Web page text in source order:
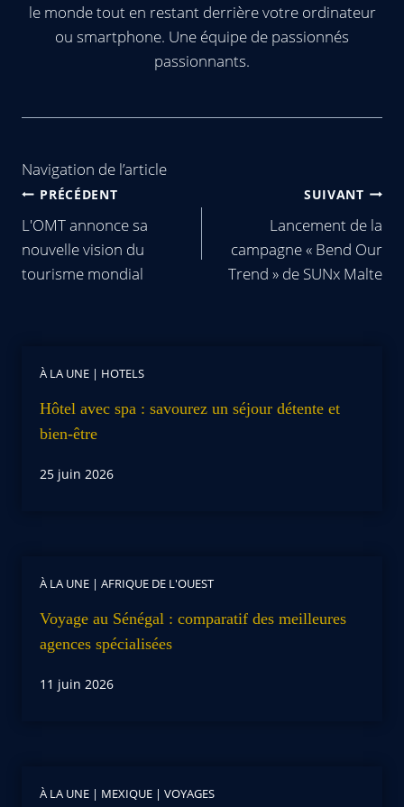
le monde tout en restant derrière votre ordinateur
ou smartphone. Une équipe de passionnés
passionnants.
Navigation de l’article
PRÉCÉDENT
L'OMT annonce sa
nouvelle vision du
tourisme mondial
SUIVANT
Lancement de la
campagne « Bend Our
Trend » de SUNx Malte
À LA UNE | HOTELS
Hôtel avec spa : savourez un séjour détente et
bien-être
25 juin 2026
À LA UNE | AFRIQUE DE L'OUEST
Voyage au Sénégal : comparatif des meilleures
agences spécialisées
11 juin 2026
À LA UNE | MEXIQUE | VOYAGES